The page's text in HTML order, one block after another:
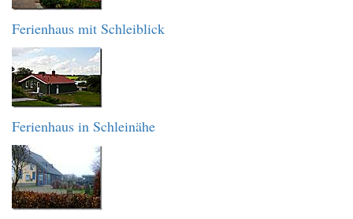
Ferienhaus mit Schleiblick
Ferienhaus in Schleinähe